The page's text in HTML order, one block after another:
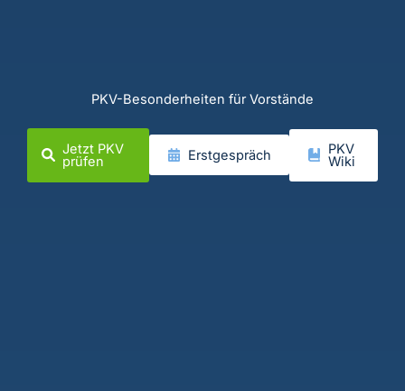
PKV-Besonderheiten für Vorstände
Jetzt PKV
prüfen Erstgespräch PKV
Wiki